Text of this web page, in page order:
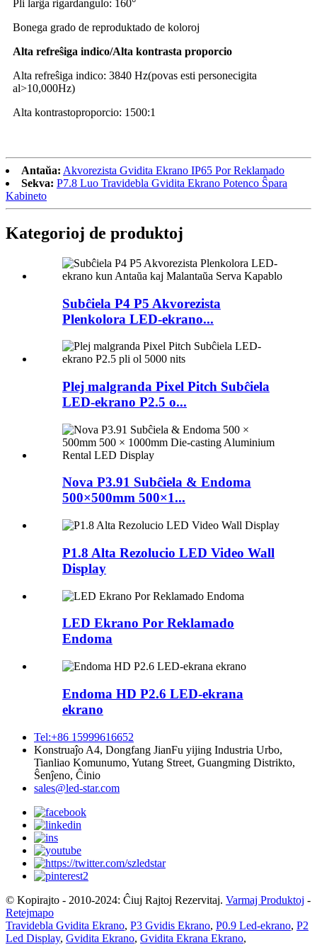
Pli larĝa rigardangulo: 160°
Bonega grado de reproduktado de koloroj
Alta refreŝiga indico/Alta kontrasta proporcio
Alta refreŝiga indico: 3840 Hz(povas esti personecigita
al>10,000Hz)
Alta kontrastoproporcio: 1500:1
Antaŭa: Akvorezista Gvidita Ekrano IP65 Por Reklamado
Sekva: P7.8 Luo Travidebla Gvidita Ekrano Potenco Ŝpara
Kabineto
Kategorioj de produktoj
Subĉiela P4 P5 Akvorezista
Plenkolora LED-ekrano...
Plej malgranda Pixel Pitch Subĉiela
LED-ekrano P2.5 o...
Nova P3.91 Subĉiela & Endoma
500×500mm 500×1...
P1.8 Alta Rezolucio LED Video Wall
Display
LED Ekrano Por Reklamado
Endoma
Endoma HD P2.6 LED-ekrana
ekrano
Tel:+86 15999616652
Konstruaĵo A4, Dongfang JianFu yijing Industria Urbo,
Tianliao Komunumo, Yutang Street, Guangming Distrikto,
Ŝenĵeno, Ĉinio
sales@led-star.com
© Kopirajto - 2010-2024: Ĉiuj Rajtoj Rezervitaj. Varmaj Produktoj -
Retejmapo
Travidebla Gvidita Ekrano, P3 Gvidis Ekrano, P0.9 Led-ekrano, P2
Led Display, Gvidita Ekrano, Gvidita Ekrana Ekrano,